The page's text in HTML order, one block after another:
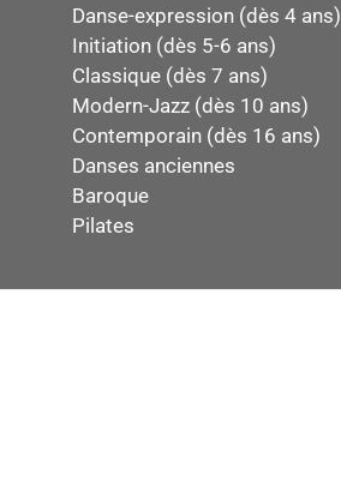
Danse-expression (dès 4 ans)
Initiation (dès 5-6 ans)
Classique (dès 7 ans)
Modern-Jazz (dès 10 ans)
Contemporain (dès 16 ans)
Danses anciennes
Baroque
Pilates